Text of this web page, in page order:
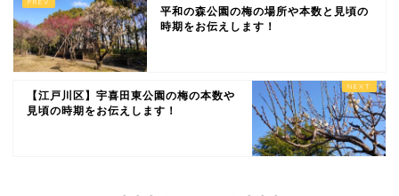
平和の森公園の梅の場所や本数と見頃の
時期をお伝えします！
【江戸川区】宇喜田東公園の梅の本数や
見頃の時期をお伝えします！